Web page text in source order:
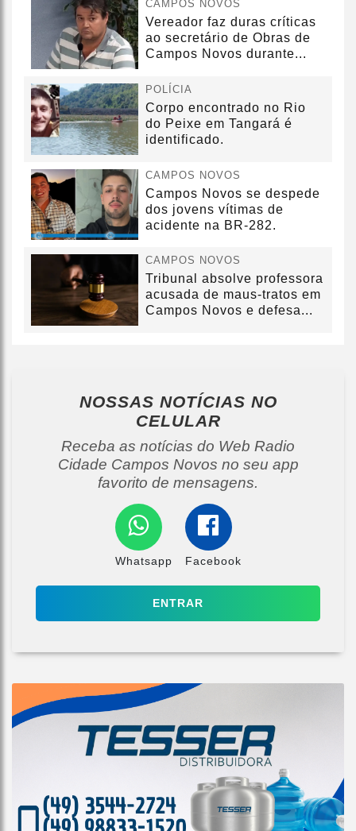
CAMPOS NOVOS
Vereador faz duras críticas
ao secretário de Obras de
Campos Novos durante...
POLÍCIA
Corpo encontrado no Rio
do Peixe em Tangará é
identificado.
CAMPOS NOVOS
Campos Novos se despede
dos jovens vítimas de
acidente na BR-282.
CAMPOS NOVOS
Tribunal absolve professora
acusada de maus-tratos em
Campos Novos e defesa...
NOSSAS NOTÍCIAS NO
CELULAR
Receba as notícias do Web Radio
Cidade Campos Novos no seu app
favorito de mensagens.
Whatsapp Facebook
ENTRAR